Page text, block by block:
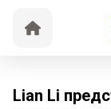
Lian Li